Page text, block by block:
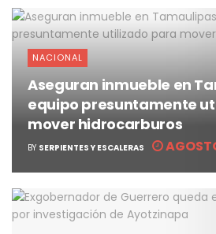
NACIONAL
Aseguran inmueble en
equipo presuntamente
mover hidrocarburos
BY SERPIENTES Y ESCALERAS